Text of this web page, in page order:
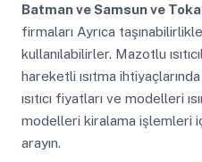
Batman ve Samsun ve
firmaları Ayrıca
kullanılabilirler. Mazotlu
hareketli ısıtma
ısıtıcı fiyatları ve modelleri
modelleri kiralama işlemleri
arayın.